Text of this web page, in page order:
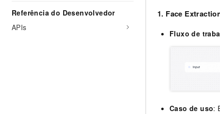
Referência do Desenvolvedor
APIs
1. Face
Fluxo de
Caso de uso: